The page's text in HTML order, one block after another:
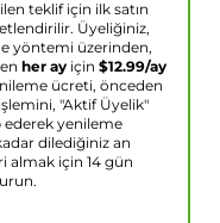
teklif için ilk satın
Üyeliğiniz,
yöntemi üzerinden,
her ay için $12.99/ay
ücreti, önceden
"Aktif Üyelik"
yenileme
dilediğiniz an
almak için 14 gün